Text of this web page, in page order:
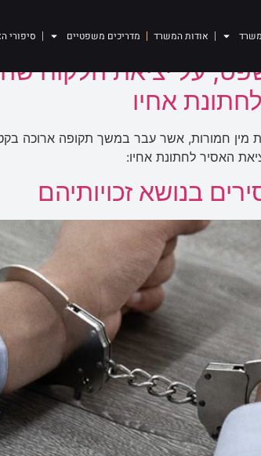
אודות המשרד מדריכים משפטיים סיפורי
על יציאת הלקוח
אחיו
עונש של 7 שנות מאסר בשל 15 עבירות מין חמורות, אשר
האסיר לחתונת אחיו:
בנושא זכויותיהם